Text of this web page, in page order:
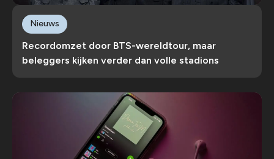
Recordomzet door BTS-wereldtour, maar
beleggers kijken verder dan volle stadions
Nieuws